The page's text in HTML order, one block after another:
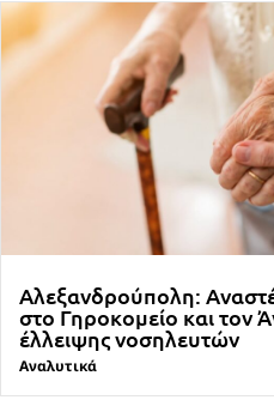
Αλεξανδρούπολη:
στο Γηροκομείο και τον
έλλειψης νοσηλευτών
Αναλυτικά